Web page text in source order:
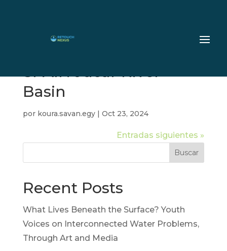
SPAIN Jucar River
Basin
por koura.savan.egy| Oct 23, 2024
Entradas siguientes »
Buscar
Recent Posts
What Lives Beneath the Surface? Youth
Voices on Interconnected Water Problems,
Through Art and Media